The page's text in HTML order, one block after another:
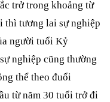
trở trong khoảng từ
thì tương lai sự nghiệp
người tuổi Kỷ
nghiệp cũng thường
thể theo đuổi
từ năm 30 tuổi trở đi